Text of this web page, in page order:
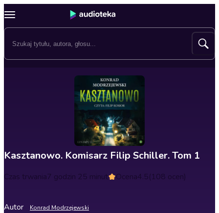
Kasztanowo. Komisarz Filip Schiller. Tom 1
Czas trwania7 godzin 25 minut Ocena4.5(108 ocen)
Autor Konrad Modrzejewski